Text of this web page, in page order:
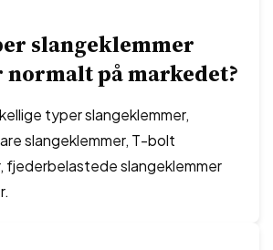
slangeklemmer
normalt på markedet?
typer slangeklemmer,
slangeklemmer, T-bolt
fjederbelastede slangeklemmer